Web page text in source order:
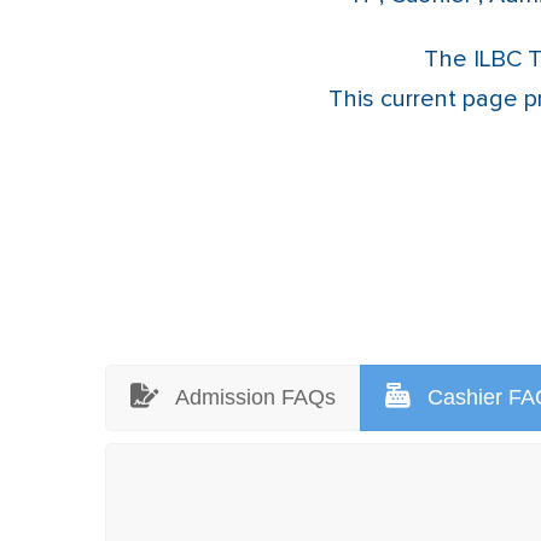
The ILBC
This current page
Admission FAQs Cashier